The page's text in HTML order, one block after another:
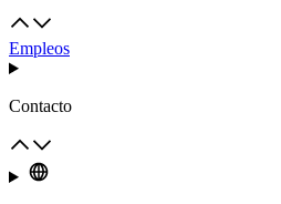
Empleos
Contacto